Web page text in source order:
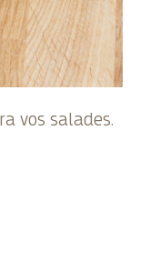
vos salades.